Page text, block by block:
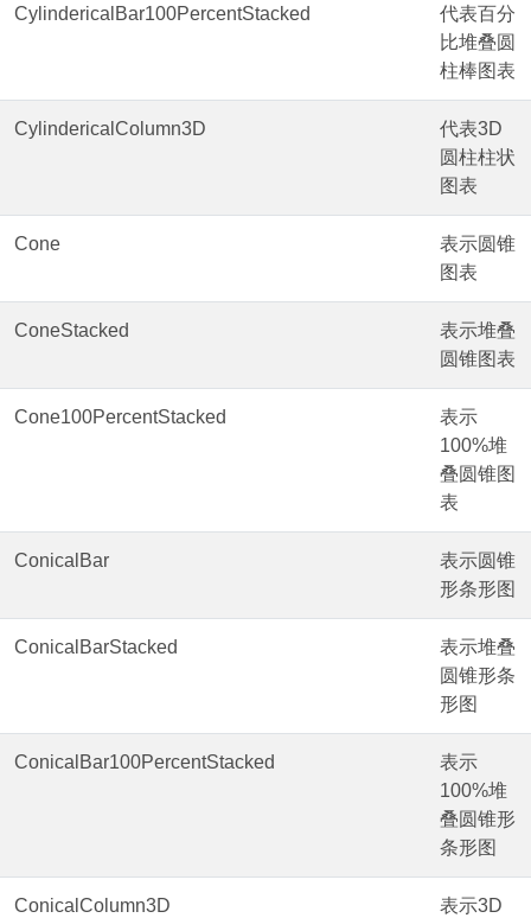
CylindericalBar100PercentStacked
代表百分
比堆叠圆
柱棒图表
CylindericalColumn3D
代表3D
圆柱柱状
图表
Cone
表示圆锥
图表
ConeStacked
表示堆叠
圆锥图表
Cone100PercentStacked
表示
100%堆
叠圆锥图
表
ConicalBar
表示圆锥
形条形图
ConicalBarStacked
表示堆叠
圆锥形条
形图
ConicalBar100PercentStacked
表示
100%堆
叠圆锥形
条形图
ConicalColumn3D
表示3D